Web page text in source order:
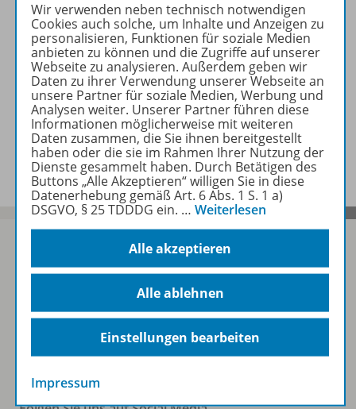
Produktinformationen
Zugehörige Produkte
Benachrichtigungs-Service
Zum Newsletter anmelden
Wir verwenden neben technisch notwendigen
Cookies auch solche, um Inhalte und Anzeigen zu
personalisieren, Funktionen für soziale Medien
anbieten zu können und die Zugriffe auf unserer
Webseite zu analysieren. Außerdem geben wir
Daten zu ihrer Verwendung unserer Webseite an
unsere Partner für soziale Medien, Werbung und
Analysen weiter. Unserer Partner führen diese
Informationen möglicherweise mit weiteren
Daten zusammen, die Sie ihnen bereitgestellt
haben oder die sie im Rahmen Ihrer Nutzung der
Dienste gesammelt haben. Durch Betätigen des
Buttons „Alle Akzeptieren“ willigen Sie in diese
Datenerhebung gemäß Art. 6 Abs. 1 S. 1 a)
DSGVO, § 25 TDDDG ein. … Weiterlesen
Alle akzeptieren
Alle ablehnen
Einstellungen bearbeiten
Impressum